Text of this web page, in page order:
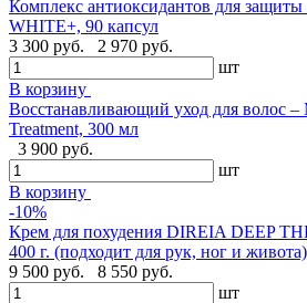
Комплекс антиоксидантов для
WHITE+, 90 капсул
3 300 руб.
2 970 руб.
шт
В корзину
Восстанавливающий уход для волос –
Treatment, 300 мл
3 900 руб.
шт
В корзину
-10%
Крем для похудения DIREIA DEEP
400 г. (подходит для рук, ног и живота)
9 500 руб.
8 550 руб.
шт